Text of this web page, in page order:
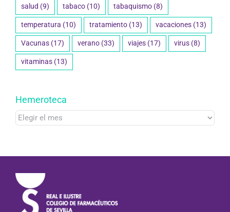
salud (9) tabaco (10) tabaquismo (8)
temperatura (10) tratamiento (13) vacaciones (13)
Vacunas (17) verano (33) viajes (17) virus (8)
vitaminas (13)
Hemeroteca
Hemeroteca